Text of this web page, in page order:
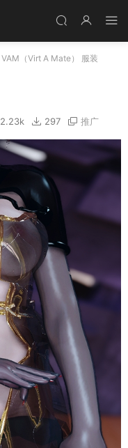
VAM（Virt A Mate）
服装
2.23k 297 推广